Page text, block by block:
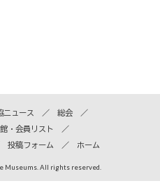
ニュース
総会
・会員リスト
投稿フォーム ホーム
Museums. All rights reserved.